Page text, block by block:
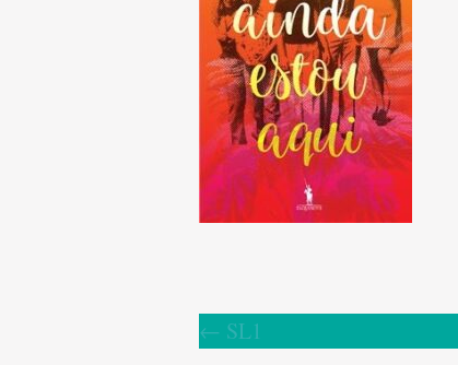
← SL1